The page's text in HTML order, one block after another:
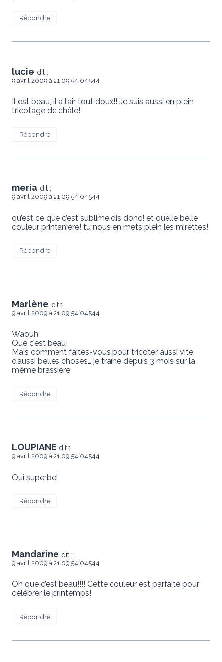
Répondre
lucie dit :
9 avril 2009 à 21 09 54 04544
Il est beau, il a l’air tout doux!! Je suis aussi en plein
tricotage de châle!
Répondre
meria dit :
9 avril 2009 à 21 09 54 04544
qu’est ce que c’est sublime dis donc! et quelle belle
couleur printanière! tu nous en mets plein les mirettes!
Répondre
Marlène dit :
9 avril 2009 à 21 09 54 04544
Waouh
Que c’est beau!
Mais comment faites-vous pour tricoter aussi vite
d’aussi belles choses… je traîne depuis 3 mois sur la
même brassière
Répondre
LOUPIANE dit :
9 avril 2009 à 21 09 54 04544
Oui superbe!
Répondre
Mandarine dit :
9 avril 2009 à 21 09 54 04544
Oh que c’est beau!!!! Cette couleur est parfaite pour
célébrer le printemps!
Répondre